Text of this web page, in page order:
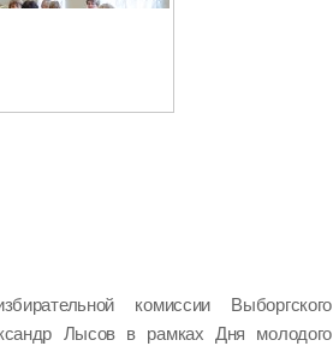
комиссии Выборгского
Лысов в рамках Дня молодого